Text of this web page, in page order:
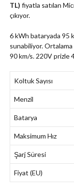
TL) fiyatla satılan
çıkıyor.
6 kWh bataryada 95
sunabiliyor.
90 km/s. 220V prizle
Koltuk Sayısı
Menzil
Batarya
Maksimum Hız
Şarj Süresi
Fiyat (EU)